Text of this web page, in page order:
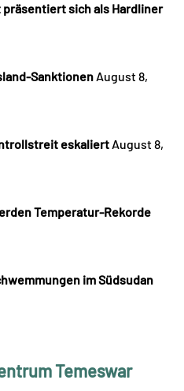
sich als Hardliner
Sanktionen August 8,
eskaliert August 8,
Temperatur-Rekorde
im Südsudan
Temeswar